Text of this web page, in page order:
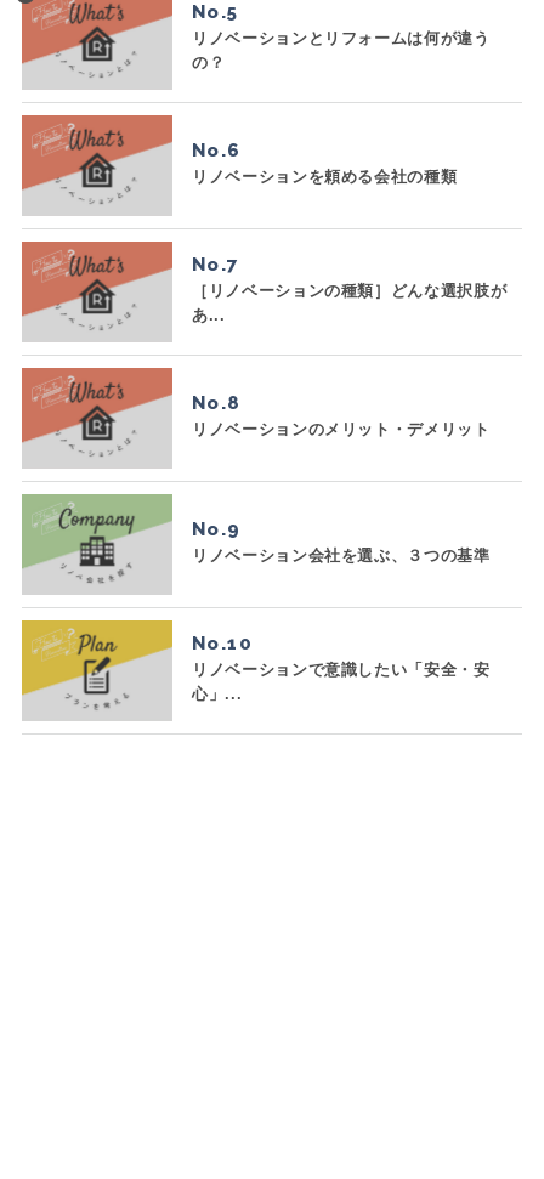
No.
リノベーションとリフォームは何が違う
の？
No.
リノベーションを頼める会社の種類
No.
［リノベーションの種類］どんな選択肢が
あ...
No.
リノベーションのメリット・デメリット
No.
リノベーション会社を選ぶ、３つの基準
No.
リノベーションで意識したい「安全・安
心」...